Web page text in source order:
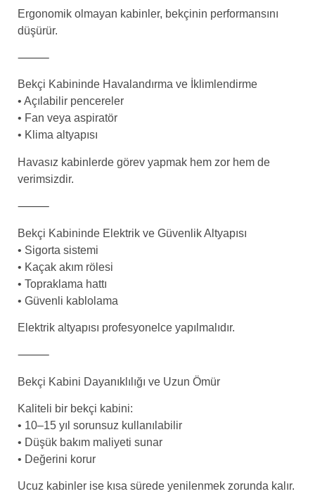
Ergonomik olmayan kabinler, bekçinin performansını
düşürür.
⸻
Bekçi Kabininde Havalandırma ve İklimlendirme
• Açılabilir pencereler
• Fan veya aspiratör
• Klima altyapısı
Havasız kabinlerde görev yapmak hem zor hem de
verimsizdir.
⸻
Bekçi Kabininde Elektrik ve Güvenlik Altyapısı
• Sigorta sistemi
• Kaçak akım rölesi
• Topraklama hattı
• Güvenli kablolama
Elektrik altyapısı profesyonelce yapılmalıdır.
⸻
Bekçi Kabini Dayanıklılığı ve Uzun Ömür
Kaliteli bir bekçi kabini:
• 10–15 yıl sorunsuz kullanılabilir
• Düşük bakım maliyeti sunar
• Değerini korur
Ucuz kabinler ise kısa sürede yenilenmek zorunda kalır.